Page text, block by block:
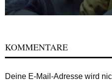
KOMMENTARE
Deine E-Mail-Adresse wird